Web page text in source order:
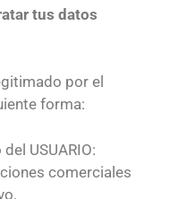
tus datos
por el
forma:
USUARIO:
comerciales